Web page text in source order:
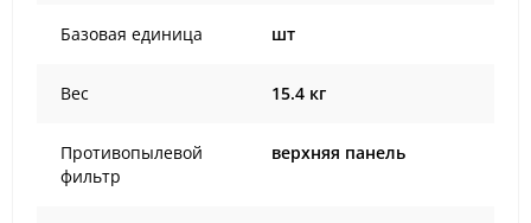
Базовая единица шт
Вес 15.4 кг
Противопылевой
фильтр
верхняя панель